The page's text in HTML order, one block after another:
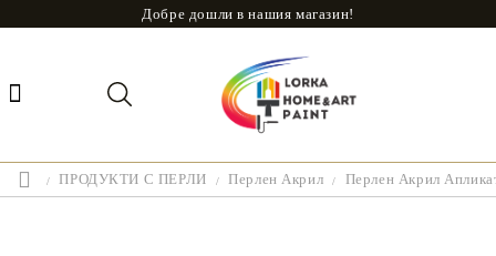
Добре дошли в нашия магазин!
ПРОДУКТИ С ПЕРЛИ Перлен Акрил Перлен Акрил